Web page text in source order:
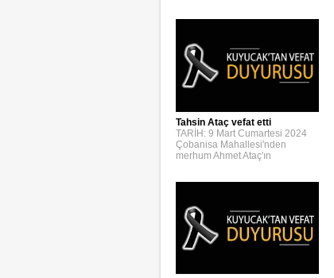
Tahsin Ataç vefat etti
TARİH: 9 Mart Cumartesi 2024
Çobanisa Mahallesi'nden
merhum Ahmet Ataç'ın